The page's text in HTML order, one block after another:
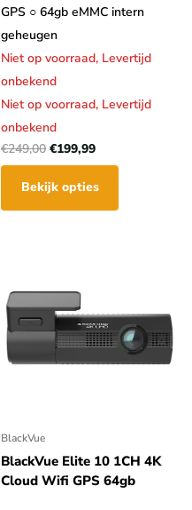
GPS ○ 64gb eMMC intern
geheugen
Niet op voorraad, Levertijd
onbekend
Niet op voorraad, Levertijd
onbekend
€249,00 €199,99
Bekijk opties
BlackVue
BlackVue Elite 10 1CH 4K
Cloud Wifi GPS 64gb